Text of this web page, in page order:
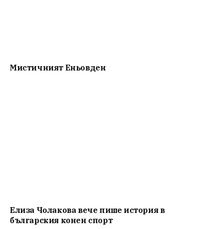
Мистичният Eньовден
Елиза Чолакова вече пише история в
българския конен спорт